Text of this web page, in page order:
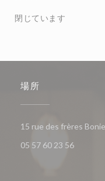
閉じています
場所
15 rue des frères
05 57 60 23 56